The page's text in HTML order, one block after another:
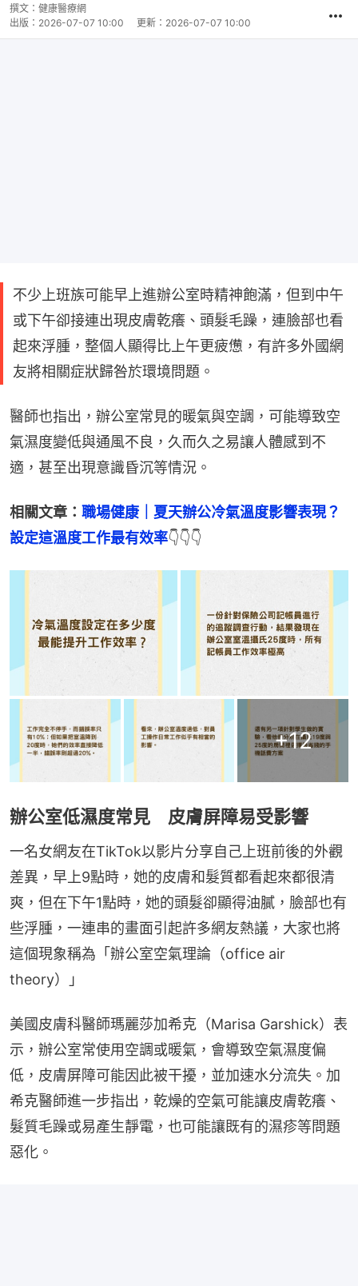
撰文： 健康醫療網
出版： 2026-07-07 10:00 更新： 2026-07-07 10:00
不少上班族可能早上進辦公室時精神飽滿，但到中午
或下午卻接連出現皮膚乾癢、頭髮毛躁，連臉部也看
起來浮腫，整個人顯得比上午更疲憊，有許多外國網
友將相關症狀歸咎於環境問題。
醫師也指出，辦公室常見的暖氣與空調，可能導致空
氣濕度變低與通風不良，久而久之易讓人體感到不
適，甚至出現意識昏沉等情況。
相關文章： 職場健康｜夏天辦公冷氣溫度影響表現？
設定這溫度工作最有效率👇👇👇
+12
辦公室低濕度常見 皮膚屏障易受影響
一名女網友在TikTok以影片分享自己上班前後的外觀
差異，早上9點時，她的皮膚和髮質都看起來都很清
爽，但在下午1點時，她的頭髮卻顯得油膩，臉部也有
些浮腫，一連串的畫面引起許多網友熱議，大家也將
這個現象稱為「辦公室空氣理論（office air
theory）」
美國皮膚科醫師瑪麗莎加希克（Marisa Garshick）表
示，辦公室常使用空調或暖氣，會導致空氣濕度偏
低，皮膚屏障可能因此被干擾，並加速水分流失。加
希克醫師進一步指出，乾燥的空氣可能讓皮膚乾癢、
髮質毛躁或易產生靜電，也可能讓既有的濕疹等問題
惡化。